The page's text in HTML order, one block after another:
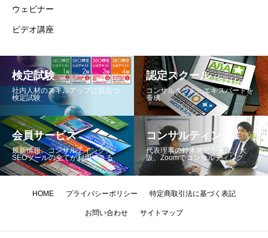
ウェビナー
ビデオ講座
検定試験
社内人材のスキルアップに役立つ
検定試験
認定スクール
コンサルタント、エキスパートを
養成
会員サービス
最新情報、コンサルテイング、
SEOツールの全てが利用できる
コンサルティング
代表理事の鈴木将司が東京、大
阪、Zoomでコンサルティング
HOME プライバシーポリシー 特定商取引法に基づく表記
お問い合わせ サイトマップ